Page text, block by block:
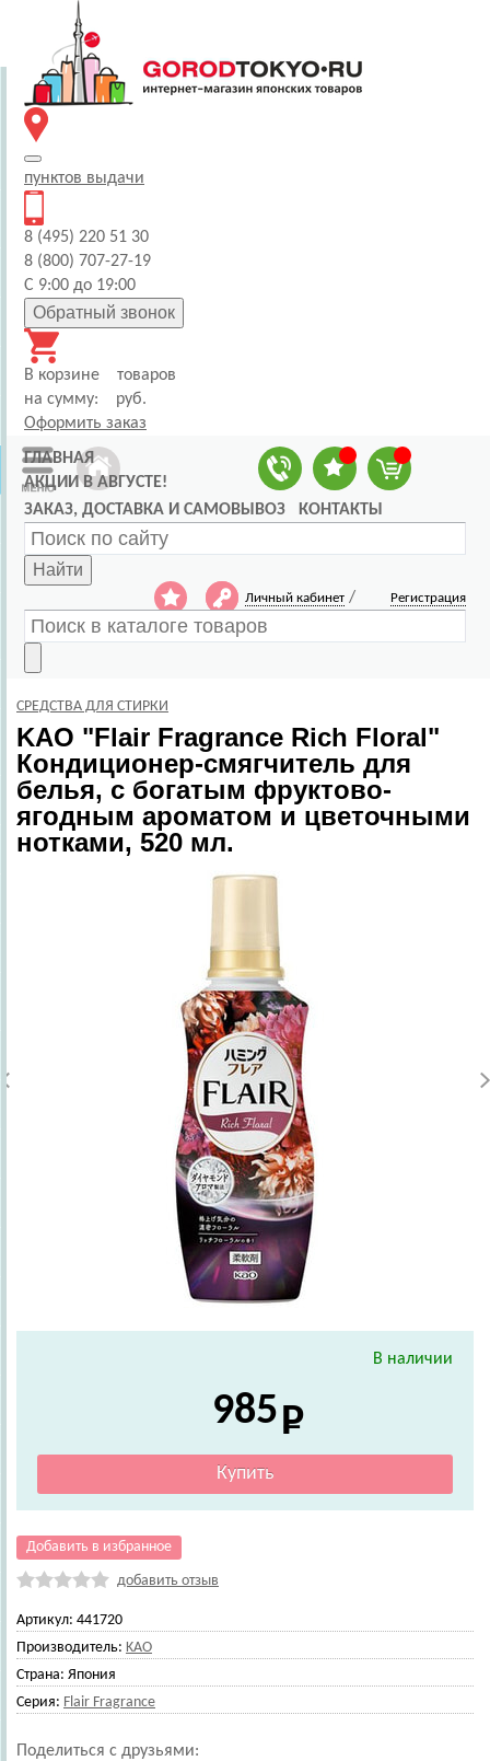
пунктов выдачи
8 (495) 220 51 30
8 (800) 707-27-19
С 9:00 до 19:00
Обратный звонок
В корзине
товаров
на сумму:
руб.
Оформить заказ
ГЛАВНАЯ
АКЦИИ В АВГУСТЕ!
ЗАКАЗ, ДОСТАВКА И САМОВЫВОЗ
КОНТАКТЫ
Найти
Личный кабинет / Регистрация
СРЕДСТВА ДЛЯ СТИРКИ
KAO "Flair Fragrance Rich Floral"
Кондиционер-смягчитель для
белья, с богатым фруктово-
ягодным ароматом и цветочными
нотками, 520 мл.
В наличии
985
Добавить в избранное
добавить отзыв
Артикул: 441720
Производитель: KAO
Страна: Япония
Серия: Flair Fragrance
Поделиться с друзьями: